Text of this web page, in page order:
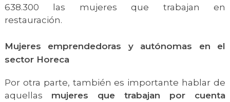
638.300 las mujeres que trabajan en
restauración.
Mujeres emprendedoras y autónomas en el
sector Horeca
Por otra parte, también es importante hablar de
aquellas mujeres que trabajan por cuenta